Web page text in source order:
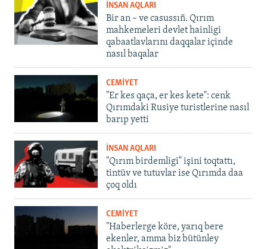
İNSAN AQLARI
Bir an – ve casussıñ. Qırım
mahkemeleri devlet hainligi
qabaatlavlarını daqqalar içinde
nasıl baqalar
CEMİYET
"Er kes qaça, er kes kete": cenk
Qırımdaki Rusiye turistlerine nasıl
barıp yetti
İNSAN AQLARI
"Qırım birdemligi" işini toqtattı,
tintüv ve tutuvlar ise Qırımda daa
çoq oldı
CEMİYET
"Haberlerge köre, yarıq bere
ekenler, amma biz bütünley